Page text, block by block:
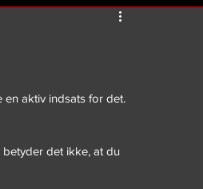
aktiv indsats for det.
det ikke, at du